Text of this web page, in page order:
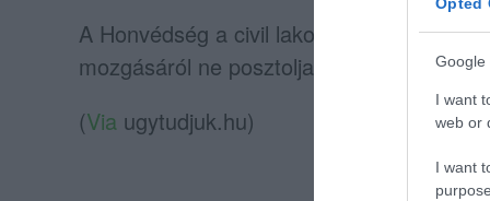
Google
I want
web or
I want
A Honvédség a civil lakosságtól is
azt
mozgásáról ne posztoljanak a közösségi
(Via ugytudjuk.hu)